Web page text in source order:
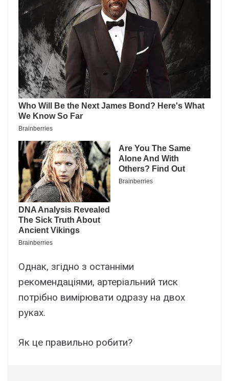
Однак, згідно з останніми
рекомендаціями, артеріальний тиск
потрібно вимірювати одразу на двох
руках.
Як це правильно робити?